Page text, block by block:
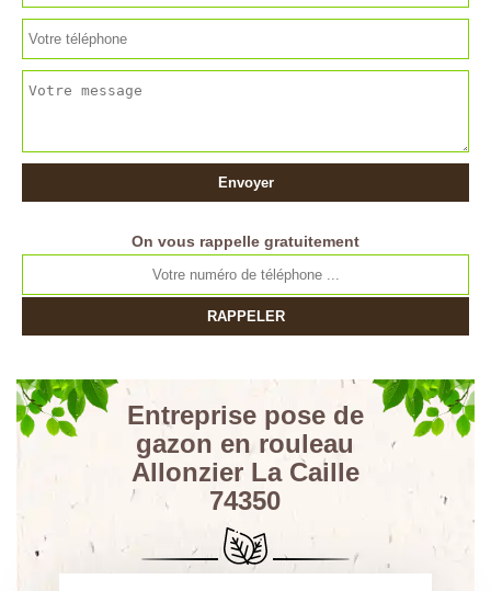
On vous rappelle gratuitement
Entreprise pose de
gazon en rouleau
Allonzier La Caille
74350